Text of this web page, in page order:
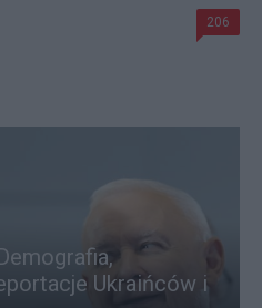
206
Ukraińców i